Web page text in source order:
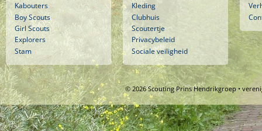
Kabouters
Boy Scouts
Girl Scouts
Explorers
Stam
Kleding
Clubhuis
Scoutertje
Privacybeleid
Sociale veiligheid
© 2026 Scouting Prins Hendrikgroep •